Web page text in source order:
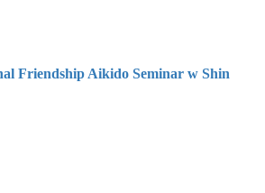
Friendship Aikido Seminar w Shin